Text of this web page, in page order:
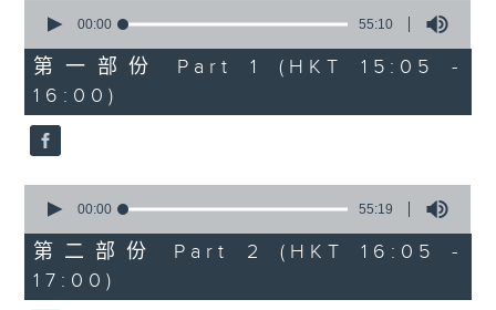
seconds
55
minutes,
10
seconds
00:00 55:10
第一部份 Part 1 (HKT 15:05 -
16:00)
seconds
55
minutes,
19
seconds
00:00 55:19
第二部份 Part 2 (HKT 16:05 -
17:00)